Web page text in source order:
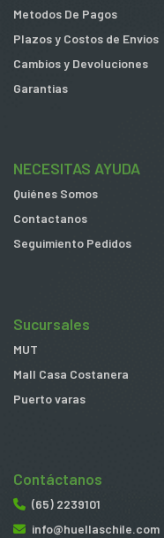
Metodos De Pagos
Plazos y Costos de Envios
Cambios y Devoluciones
Garantias
NECESITAS AYUDA
Quiénes Somos
Contactanos
Seguimiento Pedidos
Sucursales
MUT
Mall Casa Costanera
Puerto varas
Contáctanos
(65) 2239101
info@huellaschile.com